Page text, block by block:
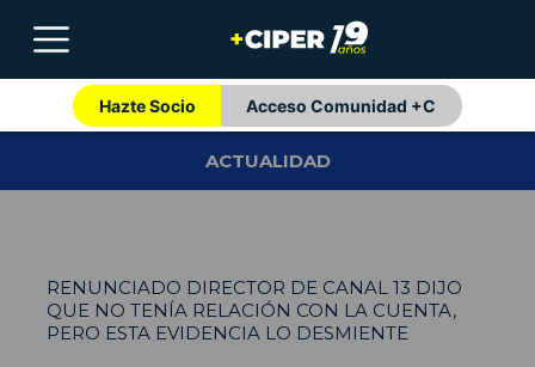
Hazte Socio Acceso Comunidad +C
ACTUALIDAD
RENUNCIADO DIRECTOR DE CANAL 13 DIJO
QUE NO TENÍA RELACIÓN CON LA CUENTA,
PERO ESTA EVIDENCIA LO DESMIENTE